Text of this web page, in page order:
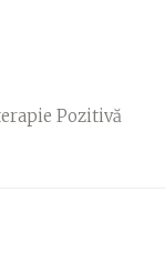
Pozitivă